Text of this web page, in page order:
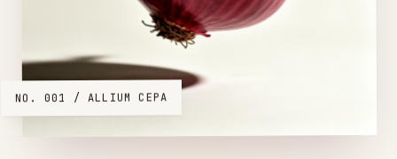
NO. 001 / ALLIUM CEPA